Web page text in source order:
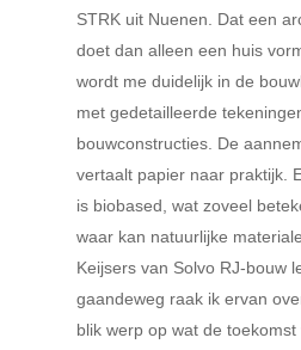
STRK uit Nuenen. Dat een
doet dan alleen een huis
wordt me duidelijk in de
met gedetailleerde
bouwconstructies. De
vertaalt papier naar praktijk.
is biobased, wat zoveel
waar kan natuurlijke
Keijsers van Solvo RJ-bouw
gaandeweg raak ik ervan
blik werp op wat de